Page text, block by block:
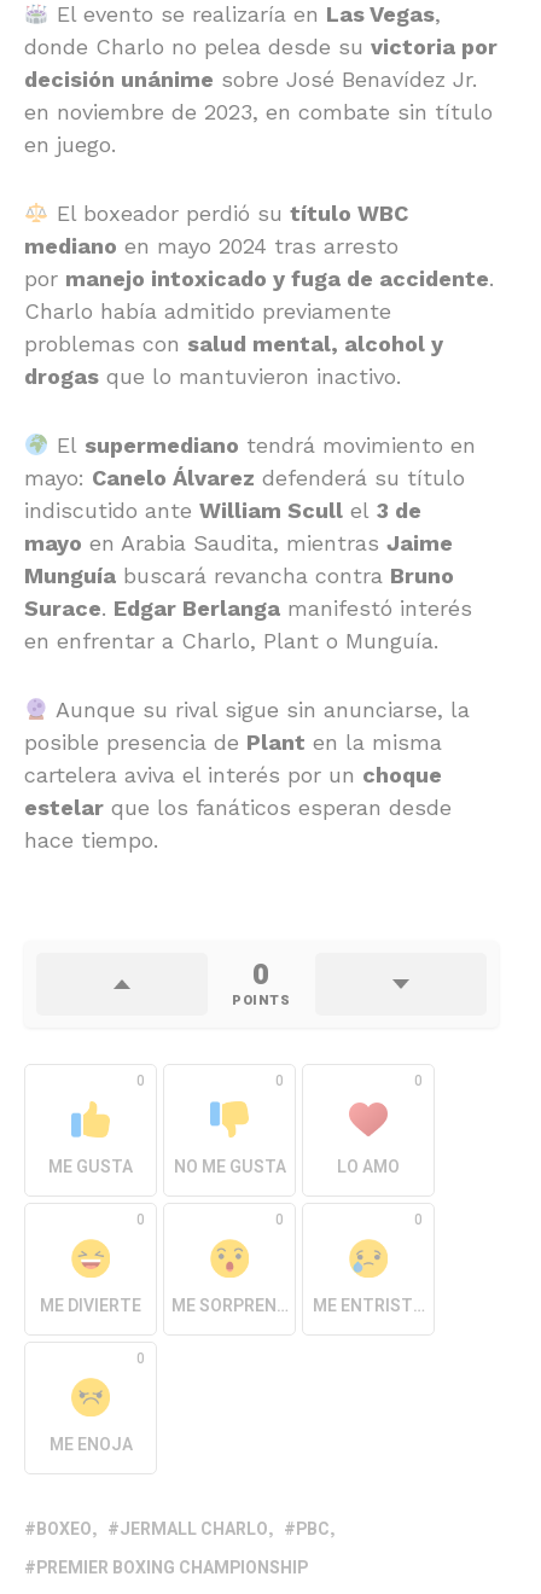
El evento se realizaría en Las Vegas,
donde Charlo no pelea desde su victoria por
decisión unánime sobre José Benavídez Jr.
en noviembre de 2023, en combate sin título
en juego.
El boxeador perdió su título WBC
mediano en mayo 2024 tras arresto
por manejo intoxicado y fuga de accidente.
Charlo había admitido previamente
problemas con salud mental, alcohol y
drogas que lo mantuvieron inactivo.
El supermediano tendrá movimiento en
mayo: Canelo Álvarez defenderá su título
indiscutido ante William Scull el 3 de
mayo en Arabia Saudita, mientras Jaime
Munguía buscará revancha contra Bruno
Surace. Edgar Berlanga manifestó interés
en enfrentar a Charlo, Plant o Munguía.
Aunque su rival sigue sin anunciarse, la
posible presencia de Plant en la misma
cartelera aviva el interés por un choque
estelar que los fanáticos esperan desde
hace tiempo.
0
POINTS
0
ME GUSTA
0
NO ME GUSTA
0
LO AMO
0
ME DIVIERTE
0
ME SORPRENDE
0
ME ENTRISTECE
0
ME ENOJA
BOXEO JERMALL CHARLO
PBC
PREMIER BOXING CHAMPIONSHIP